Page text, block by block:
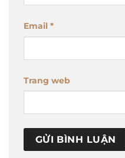
Email *
Trang web